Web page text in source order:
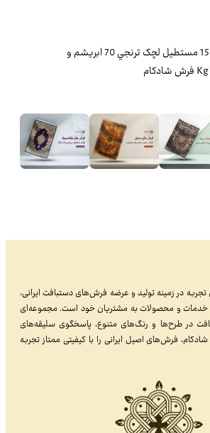
ربات بافت قم 100*150 مستطيل لچک ترنجي 70 ابريشم و
با بیش از ۷۰ سال تجربه در زمینه تولید و عرضه فرش‌های دستبافت ایرانی،
خدمات و محصولات به مشتریان خود است. مجموعه‌ای
در طرح‌ها و رنگ‌های متنوع، پاسخگوی سلیقه‌های
فرش‌های اصیل ایرانی را با کیفیتی ممتاز تجربه